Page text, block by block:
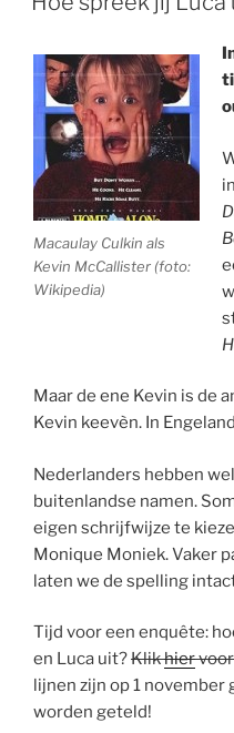
Macaulay Culkin als
Kevin McCallister (foto:
Wikipedia)
Maar de ene Kevin is de
Kevin keevèn. In
Nederlanders hebben
buitenlandse namen.
eigen schrijfwijze te
Monique Moniek. Vaker
laten we de spelling
Tijd voor een enquête:
en Luca uit?Klikhier
lijnen zijn op 1
worden geteld!